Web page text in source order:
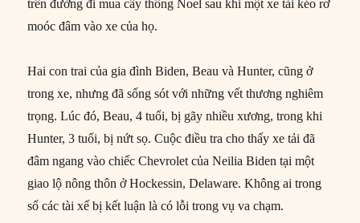
trên đường đi mua cây thông Noel sau khi một xe tải kéo rơ
moóc đâm vào xe của họ.
Hai con trai của gia đình Biden, Beau và Hunter, cũng ở
trong xe, nhưng đã sống sót với những vết thương nghiêm
trọng. Lúc đó, Beau, 4 tuổi, bị gãy nhiều xương, trong khi
Hunter, 3 tuổi, bị nứt sọ. Cuộc điều tra cho thấy xe tải đã
đâm ngang vào chiếc Chevrolet của Neilia Biden tại một
giao lộ nông thôn ở Hockessin, Delaware. Không ai trong
số các tài xế bị kết luận là có lỗi trong vụ va chạm.